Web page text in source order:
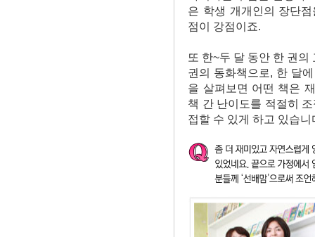
은 학생 개개인의 장단
점이 강점이죠.
또 한~두 달 동안 한 권
권의 동화책으로, 한 달
을 살펴보면 어떤 책은
책 간 난이도를 적절히
접할 수 있게 하고 있습니